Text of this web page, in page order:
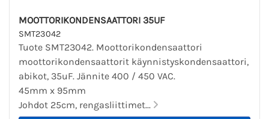
MOOTTORIKONDENSAATTORI 35UF
SMT23042
Tuote SMT23042. Moottorikondensaattori
moottorikondensaattorit käynnistyskondensaattori,
abikot, 35uF. Jännite 400 / 450 VAC.
45mm x 95mm
Johdot 25cm, rengasliittimet...